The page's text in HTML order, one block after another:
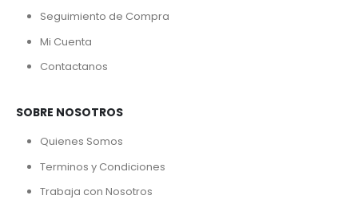
Seguimiento de Compra
Mi Cuenta
Contactanos
SOBRE NOSOTROS
Quienes Somos
Terminos y Condiciones
Trabaja con Nosotros